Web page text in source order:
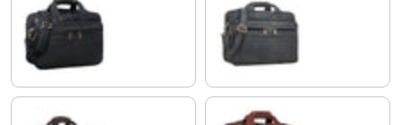
noir antracite